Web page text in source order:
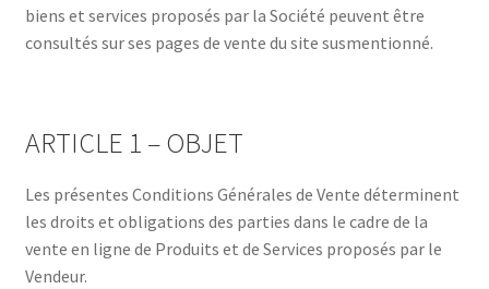
biens et services proposés par la Société peuvent être
consultés sur ses pages de vente du site susmentionné.
ARTICLE 1 – OBJET
Les présentes Conditions Générales de Vente déterminent
les droits et obligations des parties dans le cadre de la
vente en ligne de Produits et de Services proposés par le
Vendeur.